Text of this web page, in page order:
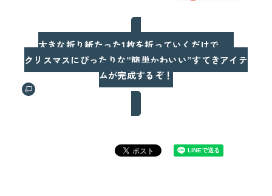
大きな折り紙たった1枚を折っていくだけで……
クリスマスにぴったりな“簡単かわいい”すてきアイテ
ムが完成するぞ！